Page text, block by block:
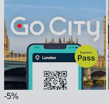
-5%